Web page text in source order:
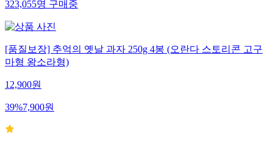
323,055명구매중
[품질보장] 추억의 옛날 과자 250g 4봉 (오란다 스토리콘 고구
마형 왕소라형)
12,900원
39%7,900원